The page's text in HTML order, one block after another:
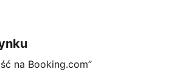
na Booking.com”